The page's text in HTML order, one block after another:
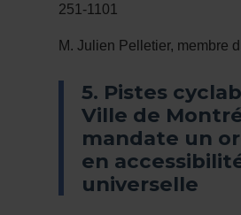
251-1101
M. Julien Pelletier, membre
5. Pistes
Ville de
mandate un
en
universelle